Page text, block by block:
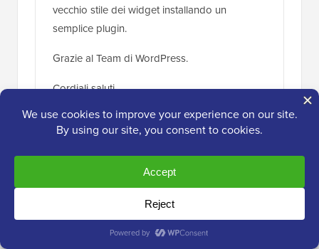
vecchio stile dei widget installando un
semplice plugin.
Grazie al Team di WordPress.
Cordiali saluti,
Rispondi
27 lug 2021 alle 1:36